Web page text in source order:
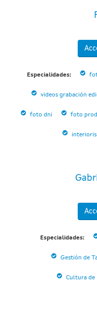
Especialidades:
videos grabación
foto dni foto
Especialidades:
Gestión de
Cultura de